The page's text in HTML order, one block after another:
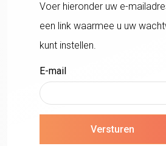
Voer hieronder uw e-
een link waarmee u uw
kunt instellen.
E-mail
Versturen